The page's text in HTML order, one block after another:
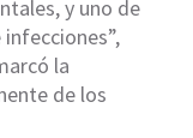
y uno de
la
de los